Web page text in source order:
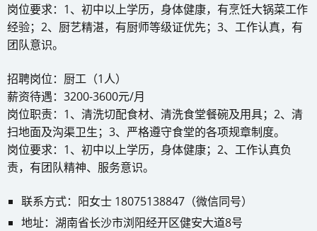
岗位要求：1、初中以上学历，身体健康，有烹饪大锅菜工作
经验；2、厨艺精湛，有厨师等级证优先；3、工作认真，有
团队意识。
招聘岗位：厨工（1人）
薪资待遇：3200-3600元/月
岗位职责：1、清洗切配食材、清洗食堂餐碗及用具；2、清
扫地面及沟渠卫生；3、严格遵守食堂的各项规章制度。
岗位要求：1、初中以上学历，身体健康；2、工作认真负
责，有团队精神、服务意识。
联系方式：阳女士 18075138847（微信同号）
地址：湖南省长沙市浏阳经开区健安大道8号